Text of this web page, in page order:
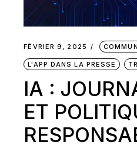
FÉVRIER 9, 2025
L'APP DANS LA PRESSE
IA :
ET